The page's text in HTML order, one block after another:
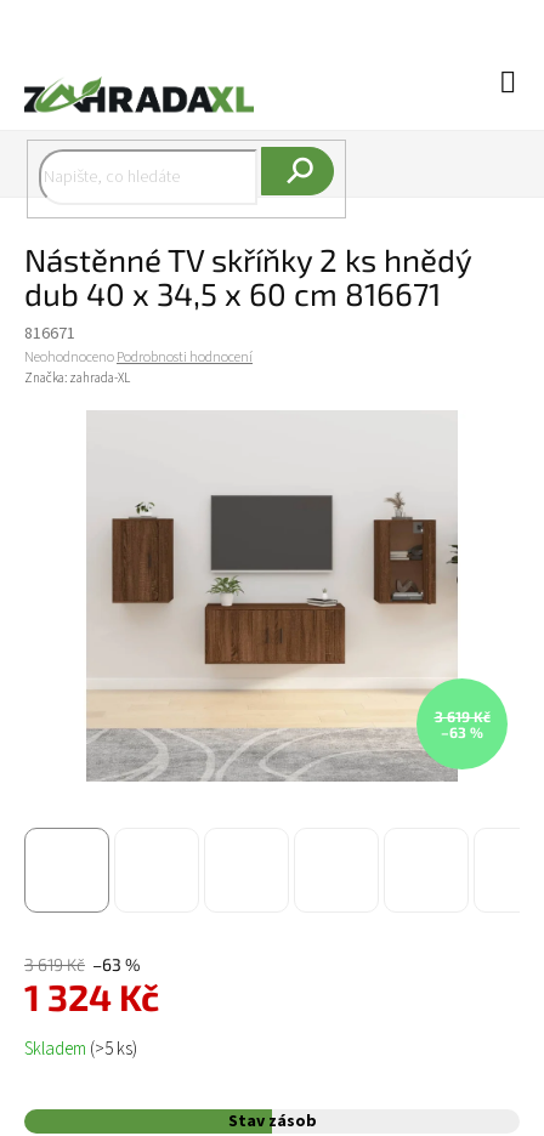
Nástěnné TV skříňky 2 ks hnědý
dub 40 x 34,5 x 60 cm 816671
816671
Průměrné hodnocení produktu je 0,0 z 5 hvězdiček.
NeohodnocenoPodrobnosti hodnocení
Značka: zahrada-XL
3 619 Kč
–63 %
3 619 Kč –63 %
1 324 Kč
Měrná cena:
Skladem (>5 ks)
Stav zásob